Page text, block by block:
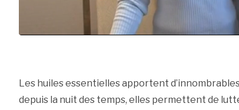
Les huiles essentielles apportent
depuis la nuit des temps, elles permettent de